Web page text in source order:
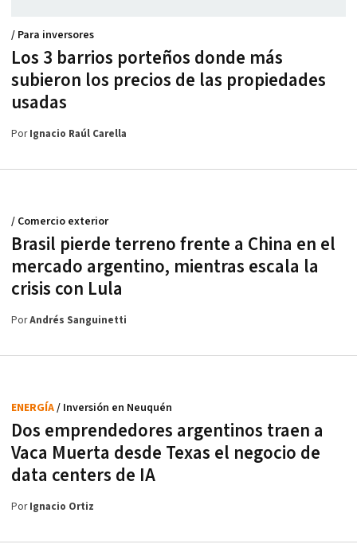
Los 3 barrios porteños donde más
subieron los precios de las propiedades
usadas
/ Para inversores
PorIgnacio Raúl Carella
Brasil pierde terreno frente a China en el
mercado argentino, mientras escala la
crisis con Lula
/ Comercio exterior
PorAndrés Sanguinetti
Dos emprendedores argentinos traen a
Vaca Muerta desde Texas el negocio de
data centers de IA
ENERGÍA/ Inversión en Neuquén
PorIgnacio Ortiz